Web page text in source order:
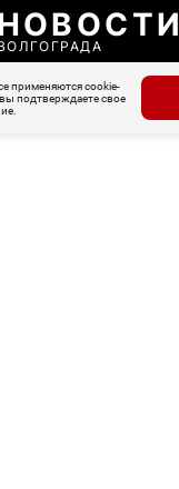
применяются cookie-
подтверждаете свое